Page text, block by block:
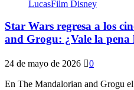
Star Wars regresa a los
and Grogu: ¿Vale la pena
24 de mayo de 2026 0
En The Mandalorian and Grogu